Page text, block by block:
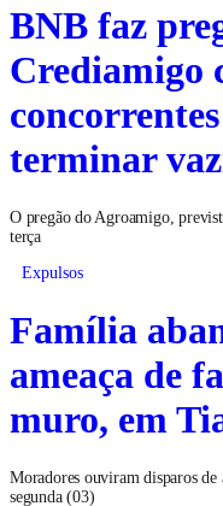
BNB faz
Crediamigo
terminar
O pregão do Agroamigo,
terça
Expulsos
Família
ameaça de
muro, em
Moradores ouviram disparos de
segunda (03)